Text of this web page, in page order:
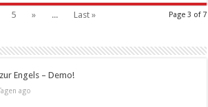
Page 3 of 7
5 » ... Last »
Engels – Demo!
ago